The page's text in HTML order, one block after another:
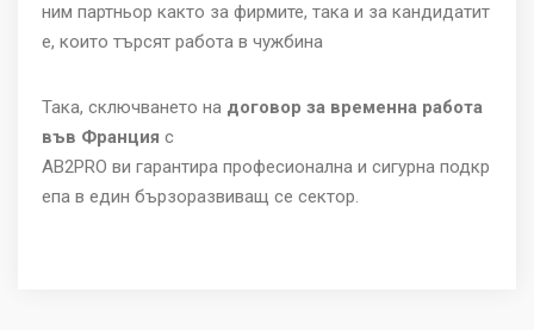
ним партньор както за фирмите, така и за кандидатит
е, които търсят работа в чужбина
Така, сключването на договор за временна работа
във Франция с
AB2PRO ви гарантира професионална и сигурна подкр
епа в един бързоразвиващ се сектор.